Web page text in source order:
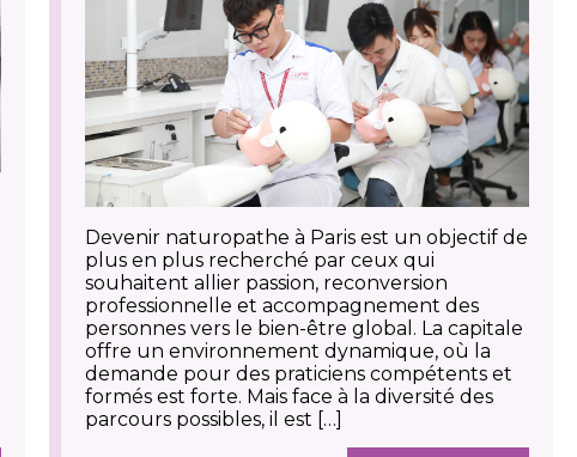
Devenir naturopathe à Paris est un objectif de
plus en plus recherché par ceux qui
souhaitent allier passion, reconversion
professionnelle et accompagnement des
personnes vers le bien-être global. La capitale
offre un environnement dynamique, où la
demande pour des praticiens compétents et
formés est forte. Mais face à la diversité des
parcours possibles, il est […]